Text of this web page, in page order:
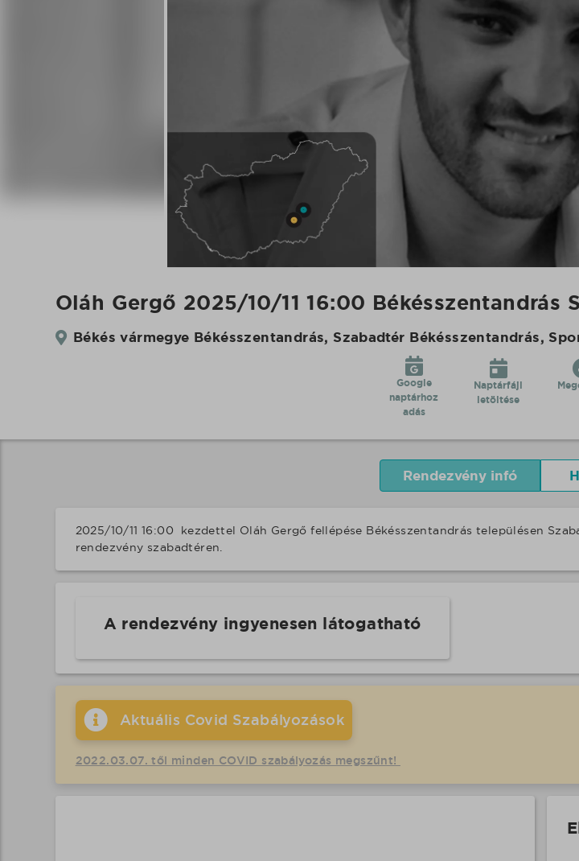
Oláh Gergő 2025/10/11 16:00 Békésszentandrás
Békés vármegye Békésszentandrás, Szabadtér Békésszentandrás,
Google
naptárhoz
adás
Naptárfájl
letöltése
Rendezvény infó
2025/10/11 16:00  kezdettel Oláh Gergő fellépése Békésszentandrás településen
rendezvény szabadtéren.
A rendezvény ingyenesen látogatható
Aktuális Covid Szabályozások
2022.03.07. től minden COVID szabályozás megszűnt!